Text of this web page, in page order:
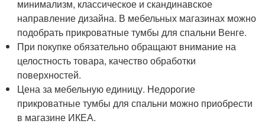
минимализм, классическое и скандинавское
направление дизайна. В мебельных магазинах можно
подобрать прикроватные тумбы для спальни Венге.
При покупке обязательно обращают внимание на
целостность товара, качество обработки
поверхностей.
Цена за мебельную единицу. Недорогие
прикроватные тумбы для спальни можно приобрести
в магазине ИКЕА.